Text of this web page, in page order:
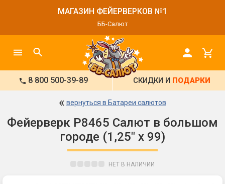
МАГАЗИН ФЕЙЕРВЕРКОВ №1
ББ-Салют
8 800 500-39-89 СКИДКИ И ПОДАРКИ
« вернуться в Батареи салютов
Фейерверк Р8465 Салют в большом
городе (1,25" х 99)
НЕТ В НАЛИЧИИ